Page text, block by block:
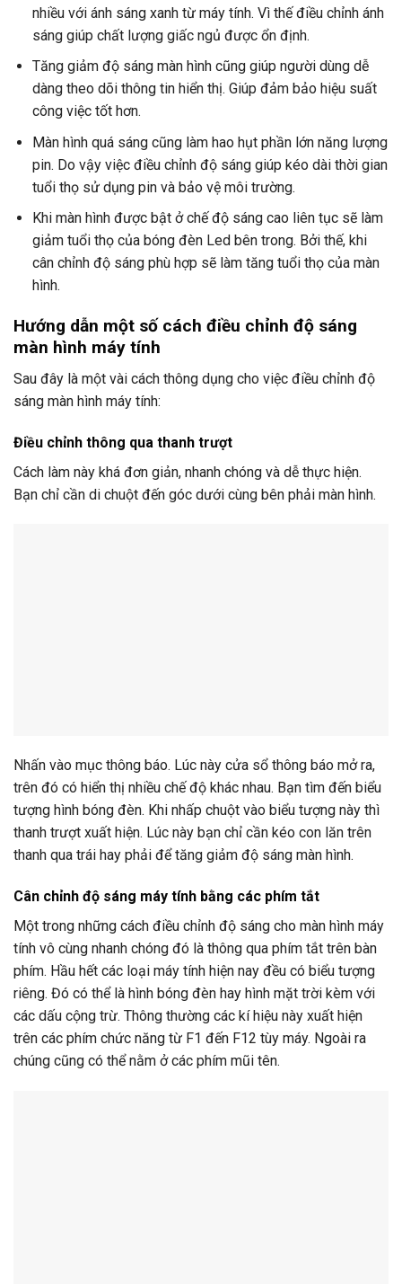
nhiều với ánh sáng xanh từ máy tính. Vì thế điều chỉnh ánh
sáng giúp chất lượng giấc ngủ được ổn định.
Tăng giảm độ sáng màn hình cũng giúp người dùng dễ
dàng theo dõi thông tin hiển thị. Giúp đảm bảo hiệu suất
công việc tốt hơn.
Màn hình quá sáng cũng làm hao hụt phần lớn năng lượng
pin. Do vậy việc điều chỉnh độ sáng giúp kéo dài thời gian
tuổi thọ sử dụng pin và bảo vệ môi trường.
Khi màn hình được bật ở chế độ sáng cao liên tục sẽ làm
giảm tuổi thọ của bóng đèn Led bên trong. Bởi thế, khi
cân chỉnh độ sáng phù hợp sẽ làm tăng tuổi thọ của màn
hình.
Hướng dẫn một số cách điều chỉnh độ sáng
màn hình máy tính
Sau đây là một vài cách thông dụng cho việc điều chỉnh độ
sáng màn hình máy tính:
Điều chỉnh thông qua thanh trượt
Cách làm này khá đơn giản, nhanh chóng và dễ thực hiện.
Bạn chỉ cần di chuột đến góc dưới cùng bên phải màn hình.
Nhấn vào mục thông báo. Lúc này cửa sổ thông báo mở ra,
trên đó có hiển thị nhiều chế độ khác nhau. Bạn tìm đến biểu
tượng hình bóng đèn. Khi nhấp chuột vào biểu tượng này thì
thanh trượt xuất hiện. Lúc này bạn chỉ cần kéo con lăn trên
thanh qua trái hay phải để tăng giảm độ sáng màn hình.
Cân chỉnh độ sáng máy tính bằng các phím tắt
Một trong những cách điều chỉnh độ sáng cho màn hình máy
tính vô cùng nhanh chóng đó là thông qua phím tắt trên bàn
phím. Hầu hết các loại máy tính hiện nay đều có biểu tượng
riêng. Đó có thể là hình bóng đèn hay hình mặt trời kèm với
các dấu cộng trừ. Thông thường các kí hiệu này xuất hiện
trên các phím chức năng từ F1 đến F12 tùy máy. Ngoài ra
chúng cũng có thể nằm ở các phím mũi tên.